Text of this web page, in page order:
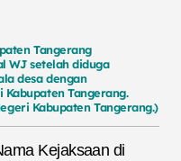
Tangerang
WJ setelah diduga
desa dengan
Tangerang.
Kabupaten Tangerang.)